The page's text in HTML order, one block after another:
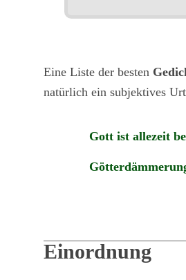
Eine Liste der besten
natürlich ein subjektives
Gott ist allezeit
Einordnung